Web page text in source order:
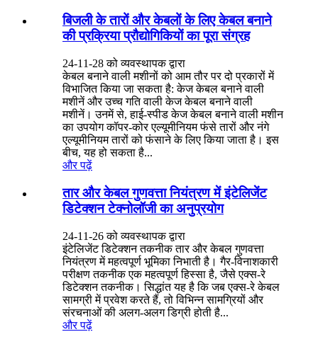
बिजली के तारों और केबलों के लिए केबल बनाने
की प्रक्रिया प्रौद्योगिकियों का पूरा संग्रह
24-11-28 को व्यवस्थापक द्वारा
केबल बनाने वाली मशीनों को आम तौर पर दो प्रकारों में
विभाजित किया जा सकता है: केज केबल बनाने वाली
मशीनें और उच्च गति वाली केज केबल बनाने वाली
मशीनें। उनमें से, हाई-स्पीड केज केबल बनाने वाली मशीन
का उपयोग कॉपर-कोर एल्यूमीनियम फंसे तारों और नंगे
एल्यूमीनियम तारों को फंसाने के लिए किया जाता है। इस
बीच, यह हो सकता है...
और पढ़ें
तार और केबल गुणवत्ता नियंत्रण में इंटेलिजेंट
डिटेक्शन टेक्नोलॉजी का अनुप्रयोग
24-11-26 को व्यवस्थापक द्वारा
इंटेलिजेंट डिटेक्शन तकनीक तार और केबल गुणवत्ता
नियंत्रण में महत्वपूर्ण भूमिका निभाती है। गैर-विनाशकारी
परीक्षण तकनीक एक महत्वपूर्ण हिस्सा है, जैसे एक्स-रे
डिटेक्शन तकनीक। सिद्धांत यह है कि जब एक्स-रे केबल
सामग्री में प्रवेश करते हैं, तो विभिन्न सामग्रियों और
संरचनाओं की अलग-अलग डिग्री होती है...
और पढ़ें